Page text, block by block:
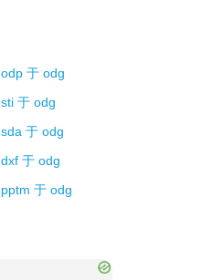
odp 于 odg
sti 于 odg
sda 于 odg
dxf 于 odg
pptm 于 odg